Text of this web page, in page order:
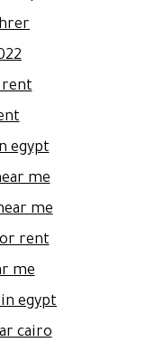
rent
egypt
me
me\
rent
me
egypt
cairo